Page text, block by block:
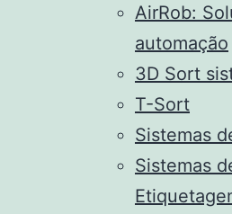
AirRob:
automação
3D Sort
T-Sort
Sistemas
Sistemas